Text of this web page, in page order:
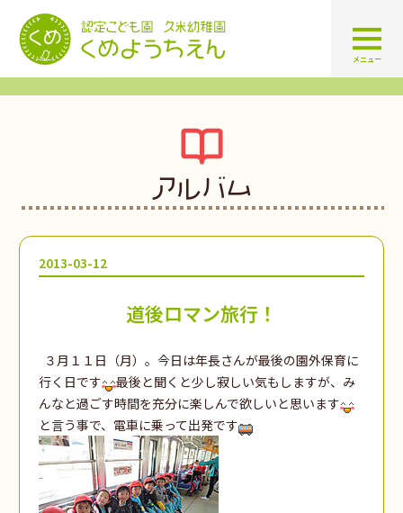
認定こども園 学校法人久米幼
メニュー
アルバム
2013-03-12
道後ロマン旅行！
３月１１日（月）。今日は年長さんが最後の園外保育に
行く日です
最後と聞くと少し寂しい気もしますが、み
んなと過ごす時間を充分に楽しんで欲しいと思います
と言う事で、電車に乗って出発です